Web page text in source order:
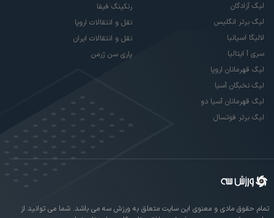
لیگ آزادگان
لیگ برتر انگلیس
لالیگا اسپانیا
سری آ ایتالیا
لیگ قهرمانان اروپا
لیگ نخبگان آسیا
لیگ قهرمانان آسیا دو
لیگ برتر فوتسال
رنکینگ فیفا
نقل و انتقالات اروپا
نقل و انتقالات ایران
پاری سن ژرمن
تمام حقوق مادی و معنوی این سایت متعلق به ورزش سه می باشد. شما می توانید از